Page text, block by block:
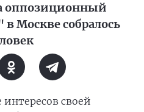
оппозиционный
Москве собралось
своей